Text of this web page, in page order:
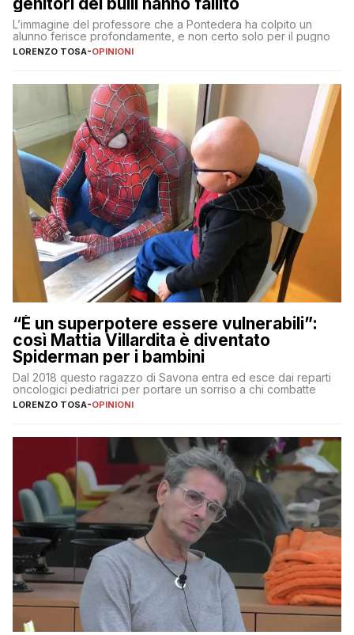
L’immagine del professore che a Pontedera ha colpito un
alunno ferisce profondamente, e non certo solo per il pugno
LORENZO TOSA-OPINIONI
“È un superpotere essere vulnerabili”:
così Mattia Villardita è diventato
Spiderman per i bambini
Dal 2018 questo ragazzo di Savona entra ed esce dai reparti
oncologici pediatrici per portare un sorriso a chi combatte
LORENZO TOSA-OPINIONI